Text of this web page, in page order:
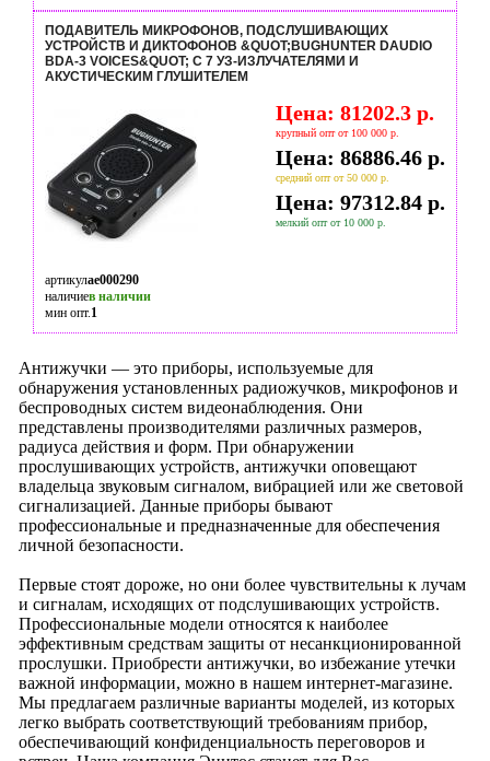
ПОДАВИТЕЛЬ МИКРОФОНОВ, ПОДСЛУШИВАЮЩИХ
УСТРОЙСТВ И ДИКТОФОНОВ &QUOT;BUGHUNTER DAUDIO
BDA-3 VOICES&QUOT; С 7 УЗ-ИЗЛУЧАТЕЛЯМИ И
АКУСТИЧЕСКИМ ГЛУШИТЕЛЕМ
Цена: 81202.3 р.
крупный опт от 100 000 р.
Цена: 86886.46 р.
средний опт от 50 000 р.
Цена: 97312.84 р.
мелкий опт от 10 000 р.
артикулae000290
наличиев наличии
мин опт.1
Антижучки — это приборы, используемые для
обнаружения установленных радиожучков, микрофонов и
беспроводных систем видеонаблюдения. Они
представлены производителями различных размеров,
радиуса действия и форм. При обнаружении
прослушивающих устройств, антижучки оповещают
владельца звуковым сигналом, вибрацией или же световой
сигнализацией. Данные приборы бывают
профессиональные и предназначенные для обеспечения
личной безопасности.
Первые стоят дороже, но они более чувствительны к лучам
и сигналам, исходящих от подслушивающих устройств.
Профессиональные модели относятся к наиболее
эффективным средствам защиты от несанкционированной
прослушки. Приобрести антижучки, во избежание утечки
важной информации, можно в нашем интернет-магазине.
Мы предлагаем различные варианты моделей, из которых
легко выбрать соответствующий требованиям прибор,
обеспечивающий конфиденциальность переговоров и